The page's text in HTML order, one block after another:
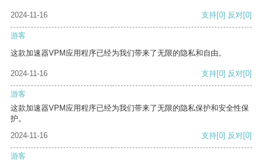
2024-11-16 支持[0] 反对[0]
游客
这款加速器VPM应用程序已经为我们带来了无限的隐私和自由。
2024-11-16 支持[0] 反对[0]
游客
这款加速器VPM应用程序已经为我们带来了无限的隐私保护和安全性保
护。
2024-11-16
支持[0] 反对[0]
游客